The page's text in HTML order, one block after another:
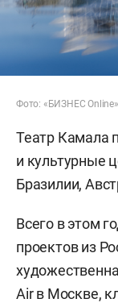
Фото: «БИЗНЕС Online»
Театр Камала
и культурные
Бразилии,
Всего в этом
проектов из
Air в Москве,